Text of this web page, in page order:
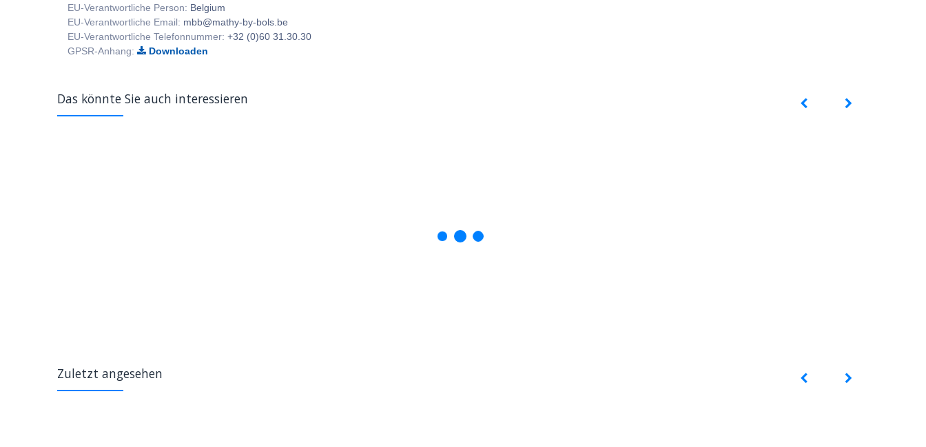
EU-Verantwortliche Person: Belgium
EU-Verantwortliche Email: mbb@mathy-by-bols.be
EU-Verantwortliche Telefonnummer: +32 (0)60 31.30.30
GPSR-Anhang:
Downloaden
Das könnte Sie auch interessieren
Zuletzt angesehen